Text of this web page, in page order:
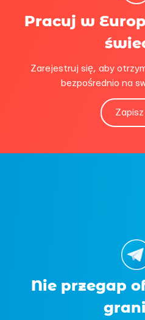
Pracuj w
Zarejestruj się, aby
bezpośrednio na
Nie przegap